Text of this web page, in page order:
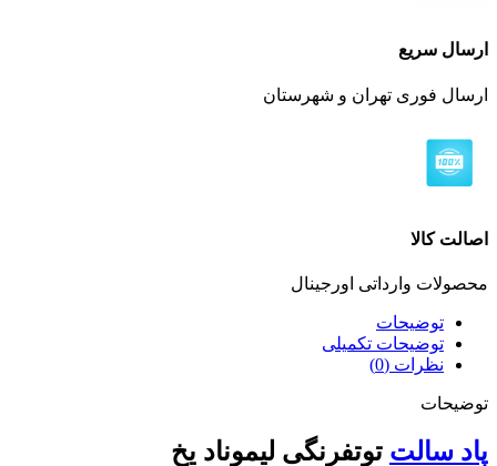
ارسال سریع
ارسال فوری تهران و شهرستان
اصالت کالا
محصولات وارداتی اورجینال
توضیحات
توضیحات تکمیلی
نظرات (0)
توضیحات
پاد سالت توتفرنگی لیموناد یخ